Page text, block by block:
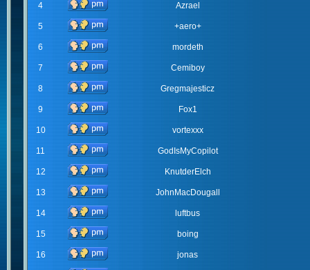
4 Azrael
5 +aero+
6 mordeth
7 Cemiboy
8 Gregmajesticz
9 Fox1
10 vortexxx
11 GodIsMyCopilot
12 KnutderElch
13 JohnMacDougall
14 luftbus
15 boing
16 jonas